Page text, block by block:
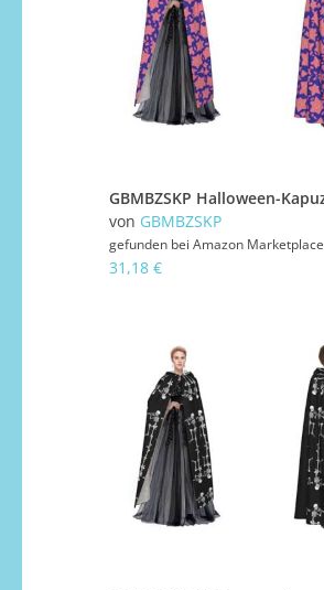
von GBMBZSKP
gefunden bei Amazon Marketplace
31,18 €